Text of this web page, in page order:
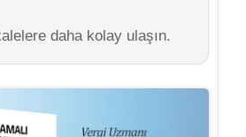
daha kolay ulaşın.